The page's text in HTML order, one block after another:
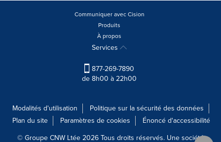
Communiquer avec Cision
Produits
À propos
Services
877-269-7890
de 8h00 à 22h00
Modalités d'utilisation
Politique sur la sécurité des données
Plan du site
Paramètres de cookies
Énoncé d'accessibilité
© Groupe CNW Ltée 2026 Tous droits réservés. Une société